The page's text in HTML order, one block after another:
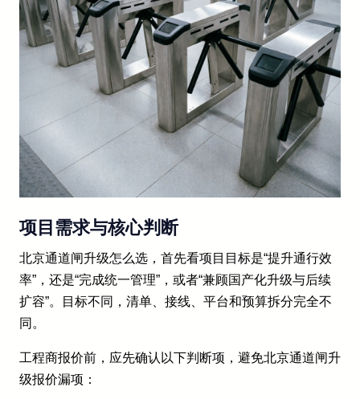
项目需求与核心判断
北京通道闸升级怎么选，首先看项目目标是“提升通行效
率”，还是“完成统一管理”，或者“兼顾国产化升级与后续
扩容”。目标不同，清单、接线、平台和预算拆分完全不
同。
工程商报价前，应先确认以下判断项，避免北京通道闸升
级报价漏项：